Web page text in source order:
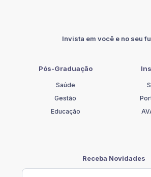
Invista em você e no seu
Pós-Graduação
Saúde
Gestão
Educação
Receba Novidades